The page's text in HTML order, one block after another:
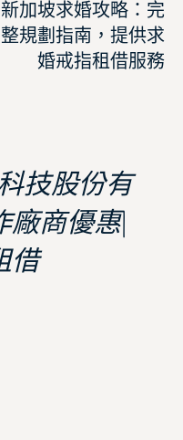
新加坡求婚攻略：完
整規劃指南，提供求
婚戒指租借服務
技股份有
廠商優惠|
借